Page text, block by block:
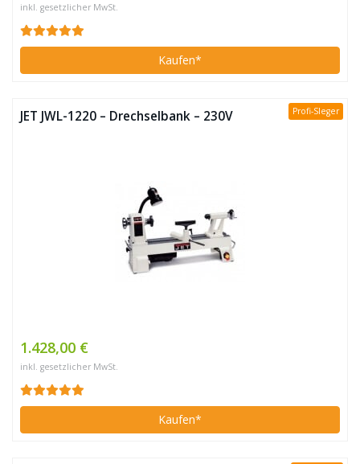
inkl. gesetzlicher MwSt.
Kaufen*
Profi-SIeger
JET JWL-1220 – Drechselbank – 230V
1.428,00 €
inkl. gesetzlicher MwSt.
Kaufen*